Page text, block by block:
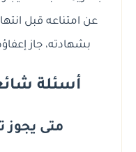
عن امتناعه قبل
بشهادته، جاز
أسئلة
متى يجوز